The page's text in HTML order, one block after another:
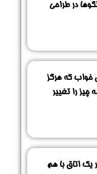
در طراحی
خواب که هرگز
چیز را تغییر
یک اتاق با هم